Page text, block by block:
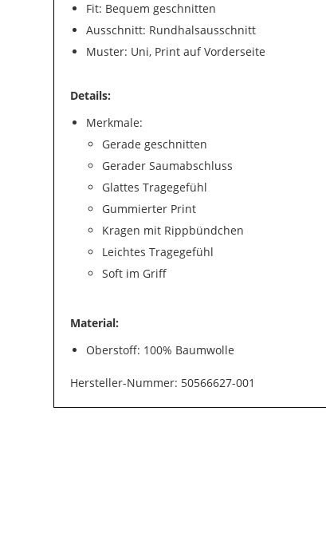
Fit: Bequem geschnitten
Ausschnitt: Rundhalsausschnitt
Muster: Uni, Print auf Vorderseite
Details:
Merkmale:
Gerade geschnitten
Gerader Saumabschluss
Glattes Tragegefühl
Gummierter Print
Kragen mit Rippbündchen
Leichtes Tragegefühl
Soft im Griff
Material:
Oberstoff: 100% Baumwolle
Hersteller-Nummer: 50566627-001